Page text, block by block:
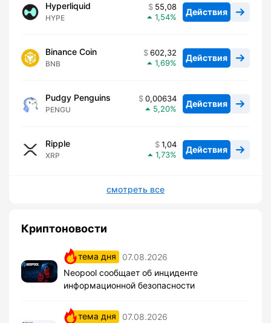
Hyperliquid
HYPE
55,08
1,54
Действия
Binance Coin
BNB
602,32
1,69
Действия
Pudgy Penguins
PENGU
0,00634
5,20
Действия
Ripple
XRP
1,04
1,73
Действия
смотреть все
Криптоновости
тема дня
07.08.2026
Neopool сообщает об инциденте
информационной безопасности
тема дня 07.08.2026